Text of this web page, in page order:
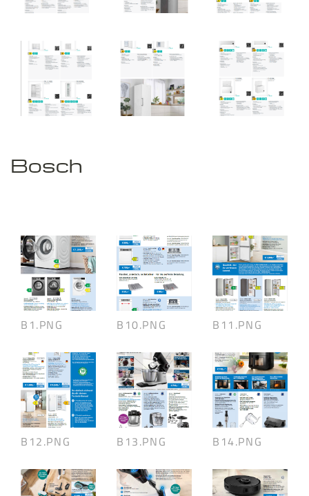
Bosch
B1.PNG B10.PNG B11.PNG
B12.PNG B13.PNG B14.PNG